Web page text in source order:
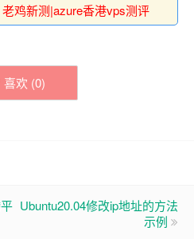
老鸡新测|azure香港vps测评
喜欢 (0)
Ubuntu20.04修改ip地址的方法
示例